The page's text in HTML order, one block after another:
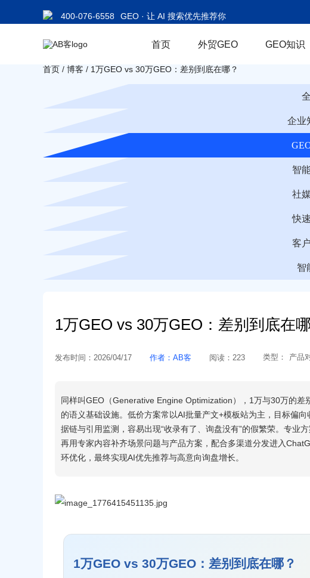
400-076-6558 GEO · 让 AI 搜索优先推荐你
首页 外贸GEO GEO知识
首页 / 博客 / 1万GEO vs 30万GEO：差别到底在哪？
企业
智
社
快
客
智
1万GEO vs 30万GEO：差别到底在
发布时间： 2026/04/17 作者： AB客 阅读： 223 类型： 产品
同样叫GEO（Generative Engine Optimization），1万与30万的差
的语义基础设施。低价方案常以AI批量产文+模板站为主，目标偏
据链与引用监测，容易出现“收录有了、询盘没有”的假繁荣。专业
再用专家内容补齐场景问题与产品方案，配合多渠道分发进入
环优化，最终实现AI优先推荐与高意向询盘增长。
1万GEO vs 30万GEO：差别到底在哪？